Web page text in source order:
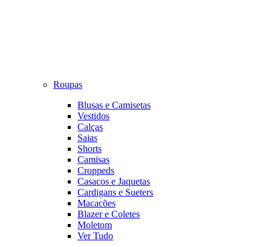
Roupas
Blusas e Camisetas
Vestidos
Calças
Saias
Shorts
Camisas
Croppeds
Casacos e Jaquetas
Cardigans e Sueters
Macacões
Blazer e Coletes
Moletom
Ver Tudo